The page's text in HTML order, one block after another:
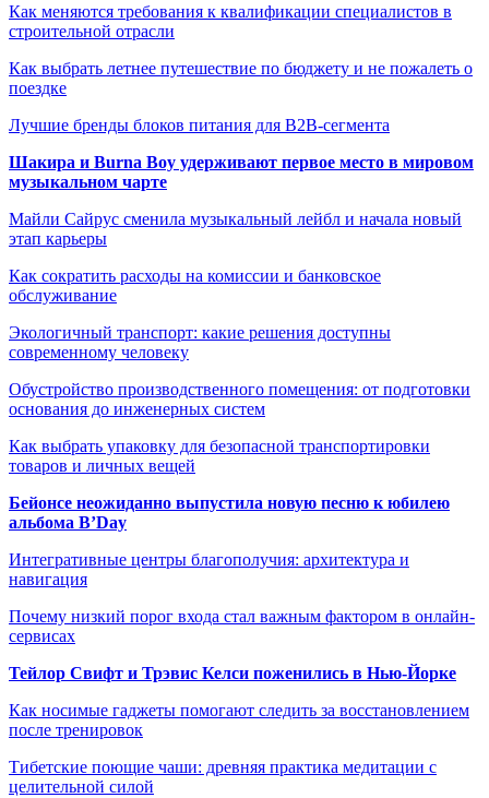
Как меняются требования к квалификации специалистов в
строительной отрасли
Как выбрать летнее путешествие по бюджету и не пожалеть о
поездке
Лучшие бренды блоков питания для B2B-сегмента
Шакира и Burna Boy удерживают первое место в мировом
музыкальном чарте
Майли Сайрус сменила музыкальный лейбл и начала новый
этап карьеры
Как сократить расходы на комиссии и банковское
обслуживание
Экологичный транспорт: какие решения доступны
современному человеку
Обустройство производственного помещения: от подготовки
основания до инженерных систем
Как выбрать упаковку для безопасной транспортировки
товаров и личных вещей
Бейонсе неожиданно выпустила новую песню к юбилею
альбома B’Day
Интегративные центры благополучия: архитектура и
навигация
Почему низкий порог входа стал важным фактором в онлайн-
сервисах
Тейлор Свифт и Трэвис Келси поженились в Нью-Йорке
Как носимые гаджеты помогают следить за восстановлением
после тренировок
Тибетские поющие чаши: древняя практика медитации с
целительной силой